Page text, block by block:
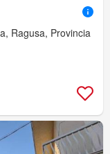
Ragusa, Provincia